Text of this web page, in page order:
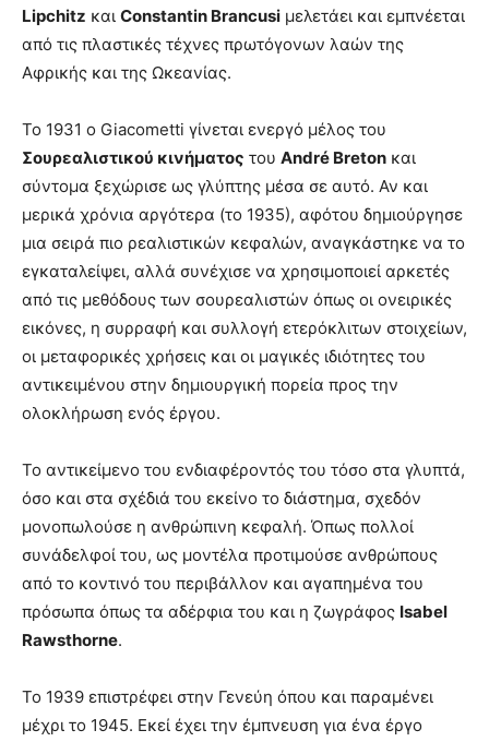
Lipchitz και Constantin Brancusi μελετάει και εμπνέεται
από τις πλαστικές τέχνες πρωτόγονων λαών της
Αφρικής και της Ωκεανίας.
Το 1931 ο Giacometti γίνεται ενεργό μέλος του
Σουρεαλιστικού κινήματος του André Breton και
σύντομα ξεχώρισε ως γλύπτης μέσα σε αυτό. Αν και
μερικά χρόνια αργότερα (το 1935), αφότου δημιούργησε
μια σειρά πιο ρεαλιστικών κεφαλών, αναγκάστηκε να το
εγκαταλείψει, αλλά συνέχισε να χρησιμοποιεί αρκετές
από τις μεθόδους των σουρεαλιστών όπως οι ονειρικές
εικόνες, η συρραφή και συλλογή ετερόκλιτων στοιχείων,
οι μεταφορικές χρήσεις και οι μαγικές ιδιότητες του
αντικειμένου στην δημιουργική πορεία προς την
ολοκλήρωση ενός έργου.
Το αντικείμενο του ενδιαφέροντός του τόσο στα γλυπτά,
όσο και στα σχέδιά του εκείνο το διάστημα, σχεδόν
μονοπωλούσε η ανθρώπινη κεφαλή. Όπως πολλοί
συνάδελφοί του, ως μοντέλα προτιμούσε ανθρώπους
από το κοντινό του περιβάλλον και αγαπημένα του
πρόσωπα όπως τα αδέρφια του και η ζωγράφος Isabel
Rawsthorne.
Το 1939 επιστρέφει στην Γενεύη όπου και παραμένει
μέχρι το 1945. Εκεί έχει την έμπνευση για ένα έργο